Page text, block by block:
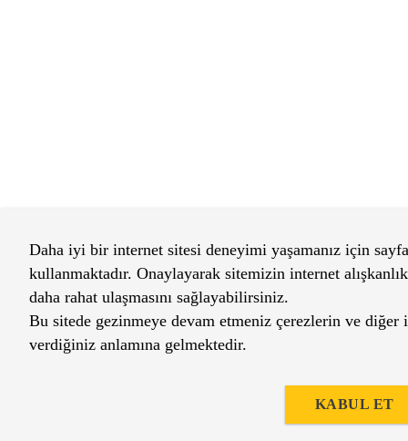
Daha iyi bir internet sitesi deneyimi yaşamanız için
kullanmaktadır. Onaylayarak sitemizin internet
daha rahat ulaşmasını sağlayabilirsiniz.
Bu sitede gezinmeye devam etmeniz çerezlerin ve
verdiğiniz anlamına gelmektedir.
KABUL ET